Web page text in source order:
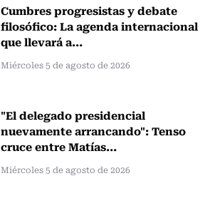
Cumbres progresistas y debate
filosófico: La agenda internacional
que llevará a...
Miércoles 5 de agosto de 2026
"El delegado presidencial
nuevamente arrancando": Tenso
cruce entre Matías...
Miércoles 5 de agosto de 2026